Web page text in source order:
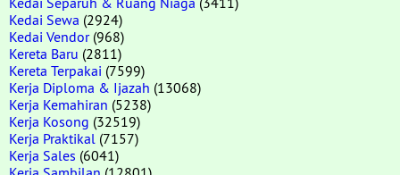
Kedai Sewa (2924)
Kedai Vendor(968)
Kereta Baru (2811)
Kereta Terpakai (7599)
Kerja Diploma & Ijazah (13068)
Kerja Kemahiran (5238)
Kerja Kosong (32519)
Kerja Praktikal (7157)
Kerja Sales (6041)